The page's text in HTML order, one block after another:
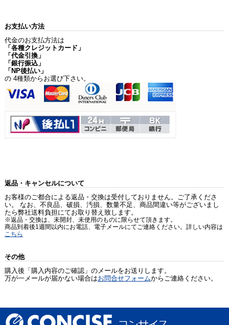
お支払い方法
代金のお支払方法は
「各種クレジットカード」
「代金引換」
「銀行振込」
「NP後払い」
の 4種類からお選び下さい。
返品・キャンセルについて
お客様のご都合による返品・交換は受付しておりません。ご了承くださ
い。 なお、不良品、破損、汚損、数量不足、商品間違い等がございまし
たら弊社送料負担にてお取り替え致します。
※返品・交換は、未開封、未使用のものに限らせて頂きます。
商品到着後1週間以内にお電話、電子メールにてご連絡ください。詳しい内容は
こちら
その他
購入後「購入内容のご確認」のメールをお送りします。
万が一メールが届かない場合はお問合せフォームからご連絡ください。